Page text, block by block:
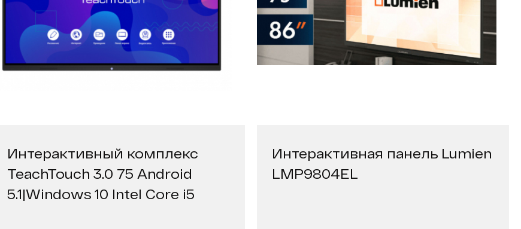
Интерактивный комплекс
TeachTouch 3.0 75 Android
5.1|Windows 10 Intel Core i5
Интерактивная панель Lumien
LMP9804EL